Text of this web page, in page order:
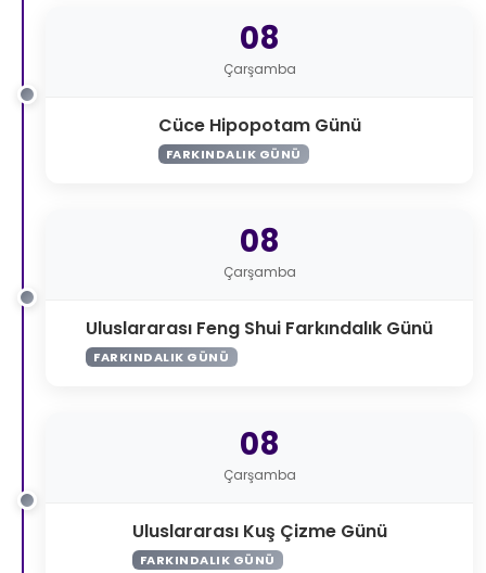
08
Çarşamba
Cüce Hipopotam Günü
FARKINDALIK GÜNÜ
08
Çarşamba
Uluslararası Feng Shui Farkındalık Günü
FARKINDALIK GÜNÜ
08
Çarşamba
Uluslararası Kuş Çizme Günü
FARKINDALIK GÜNÜ